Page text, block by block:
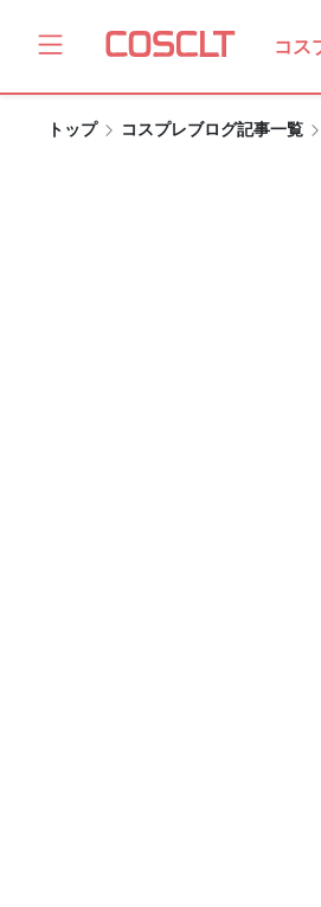
コス
トップ コスプレブログ記事一覧